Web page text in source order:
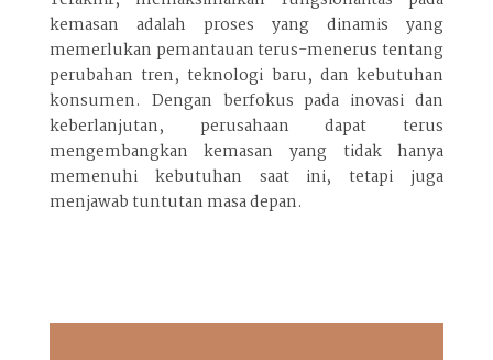
kemasan adalah proses yang dinamis yang
memerlukan pemantauan terus-menerus tentang
perubahan tren, teknologi baru, dan kebutuhan
konsumen. Dengan berfokus pada inovasi dan
keberlanjutan, perusahaan dapat terus
mengembangkan kemasan yang tidak hanya
memenuhi kebutuhan saat ini, tetapi juga
menjawab tuntutan masa depan.